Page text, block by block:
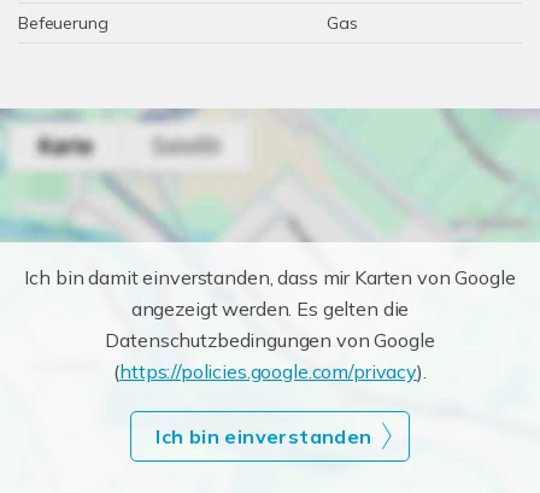
Befeuerung
Gas
Ich bin damit einverstanden, dass mir Karten von Google
angezeigt werden. Es gelten die
Datenschutzbedingungen von Google
(https://policies.google.com/privacy).
Ich bin einverstanden